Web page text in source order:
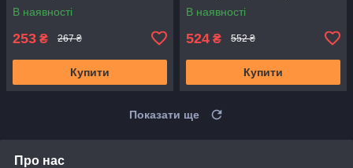
В наявності
253 ₴ 267 ₴
Купити
В наявності
524 ₴ 552 ₴
Купити
Показати ще
Про нас